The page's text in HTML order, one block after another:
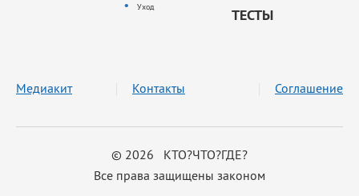
Уход
ТЕСТЫ
© 2026 КТО?ЧТО?ГДЕ?
Все права защищены законом
Медиакит Контакты Соглашение